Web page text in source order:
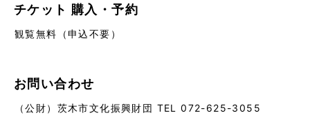
チケット 購入・予約
観覧無料（申込不要）
お問い合わせ
（公財）茨木市文化振興財団 TEL 072-625-3055